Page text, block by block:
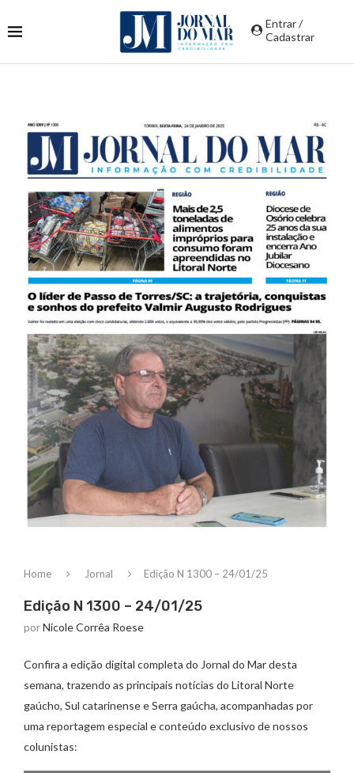
Entrar /
Cadastrar
Home Jornal Edição N 1300 – 24/01/25
Edição N 1300 – 24/01/25
porNicole Corrêa Roese
Confira a edição digital completa do Jornal do Mar desta
semana, trazendo as principais notícias do Litoral Norte
gaúcho, Sul catarinense e Serra gaúcha, acompanhadas por
uma reportagem especial e conteúdo exclusivo de nossos
colunistas: